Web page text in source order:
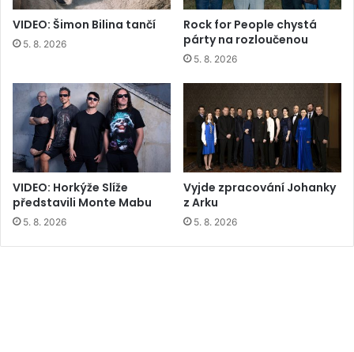
VIDEO: Šimon Bilina tančí
5. 8. 2026
Rock for People chystá
párty na rozloučenou
5. 8. 2026
VIDEO: Horkýže Slíže
představili Monte Mabu
5. 8. 2026
Vyjde zpracování Johanky
z Arku
5. 8. 2026